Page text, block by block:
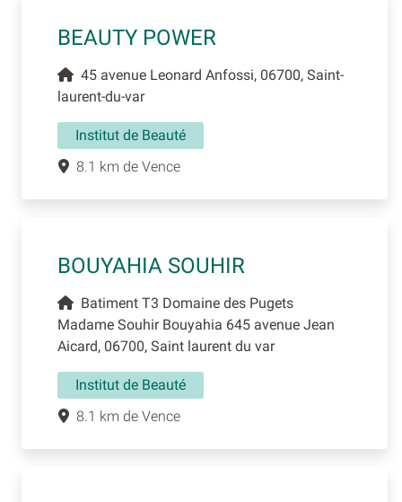
BEAUTY POWER
45 avenue Leonard Anfossi, 06700, Saint-
laurent-du-var
Institut de Beauté
8.1 km de Vence
BOUYAHIA SOUHIR
Batiment T3 Domaine des Pugets
Madame Souhir Bouyahia 645 avenue Jean
Aicard, 06700, Saint laurent du var
Institut de Beauté
8.1 km de Vence